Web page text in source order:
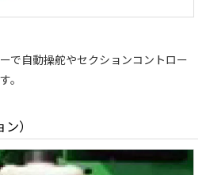
で自動操舵やセクションコントロー
。
）